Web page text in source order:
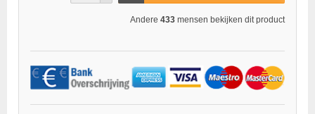
Andere 433 mensen bekijken dit product